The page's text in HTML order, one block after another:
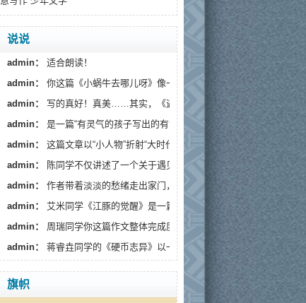
说说
admin：
适合朗读！
admin：
你这篇《小蜗牛去哪儿呀》像一阵温柔的春风，读...
admin：
写的真好！真美……其实，《遇见》藏着一个更深的...
admin：
是一篇“有灵气的孩子写出的有温度的文章”。
admin：
这篇文章以“小人物”折射“大时代”，通过生活化...
admin：
陈同学不仅讲述了一个关于遇见流浪狗的故事...
admin：
作者带着淡淡的愁绪走出家门，趁着月色出来散...
admin：
艾米同学《江豚的觉醒》是一篇情感细腻、寓意深...
admin：
周瑞同学你这篇作文整体完成度较高，情感真挚...
admin：
蒋睿垚同学的《硬币志异》以一枚假币的奇幻旅...
旗帜